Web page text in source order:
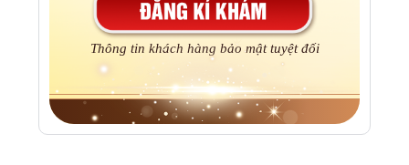
Thông tin khách hàng bảo mật tuyệt đối